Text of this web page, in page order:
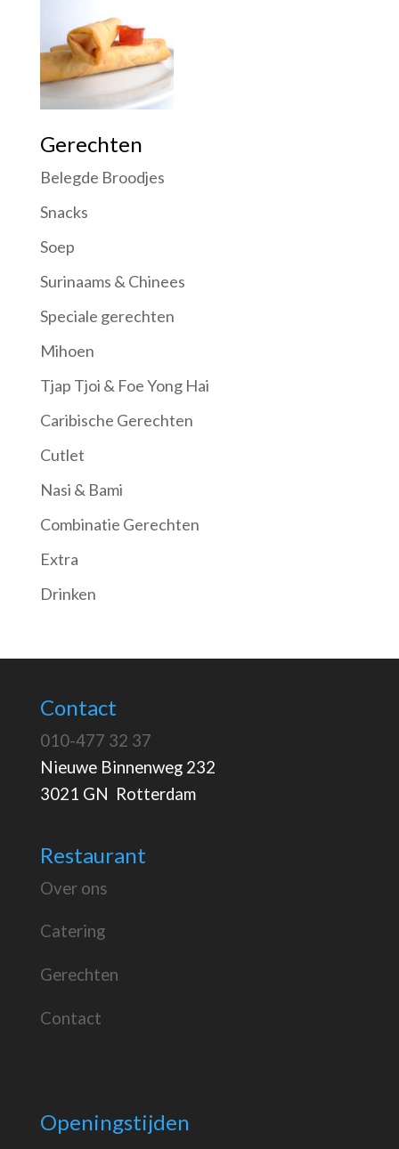
Gerechten
Belegde Broodjes
Snacks
Soep
Surinaams & Chinees
Speciale gerechten
Mihoen
Tjap Tjoi & Foe Yong Hai
Caribische Gerechten
Cutlet
Nasi & Bami
Combinatie Gerechten
Extra
Drinken
Contact
010-477 32 37
Nieuwe Binnenweg 232
3021 GN Rotterdam
Restaurant
Over ons
Catering
Gerechten
Contact
Openingstijden